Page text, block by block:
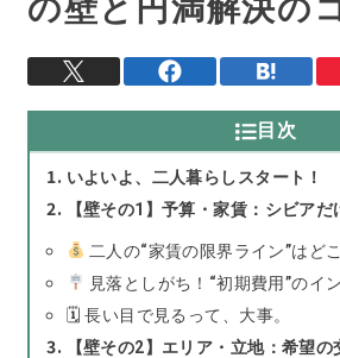
の壁と円満解決の
目次
いよいよ、二人暮らしスタート！
【壁その1】予算・家賃：シビア
二人の“家賃の限界ライン”はど
見落としがち！“初期費用”のイ
🗓 長い目で見るって、大事。
【壁その2】エリア・立地：希望